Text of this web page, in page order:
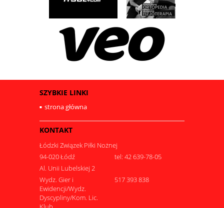
SZYBKIE LINKI
strona główna
KONTAKT
Łódzki Związek Piłki Nożnej
94-020 Łódź
tel: 42 639-78-05
Al. Unii Lubelskiej 2
Wydz. Gier i
Ewidencji/Wydz.
Dyscypliny/Kom. Lic.
517 393 838